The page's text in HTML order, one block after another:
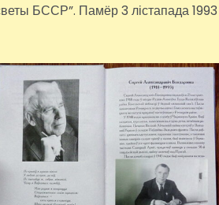
БССР”. Памёр 3 лістапада 1993